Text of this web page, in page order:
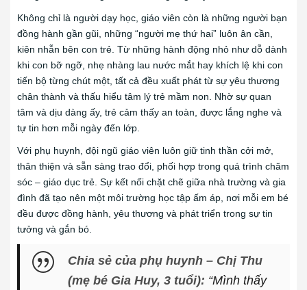
Không chỉ là người dạy học, giáo viên còn là những người bạn
đồng hành gần gũi, những “người mẹ thứ hai” luôn ân cần,
kiên nhẫn bên con trẻ. Từ những hành động nhỏ như dỗ dành
khi con bỡ ngỡ, nhẹ nhàng lau nước mắt hay khích lệ khi con
tiến bộ từng chút một, tất cả đều xuất phát từ sự yêu thương
chân thành và thấu hiểu tâm lý trẻ mầm non. Nhờ sự quan
tâm và dịu dàng ấy, trẻ cảm thấy an toàn, được lắng nghe và
tự tin hơn mỗi ngày đến lớp.
Với phụ huynh, đội ngũ giáo viên luôn giữ tinh thần cởi mở,
thân thiện và sẵn sàng trao đổi, phối hợp trong quá trình chăm
sóc – giáo dục trẻ. Sự kết nối chặt chẽ giữa nhà trường và gia
đình đã tạo nên một môi trường học tập ấm áp, nơi mỗi em bé
đều được đồng hành, yêu thương và phát triển trong sự tin
tưởng và gắn bó.
Chia sẻ của phụ huynh – Chị Thu
(mẹ bé Gia Huy, 3 tuổi): “Mình thấy